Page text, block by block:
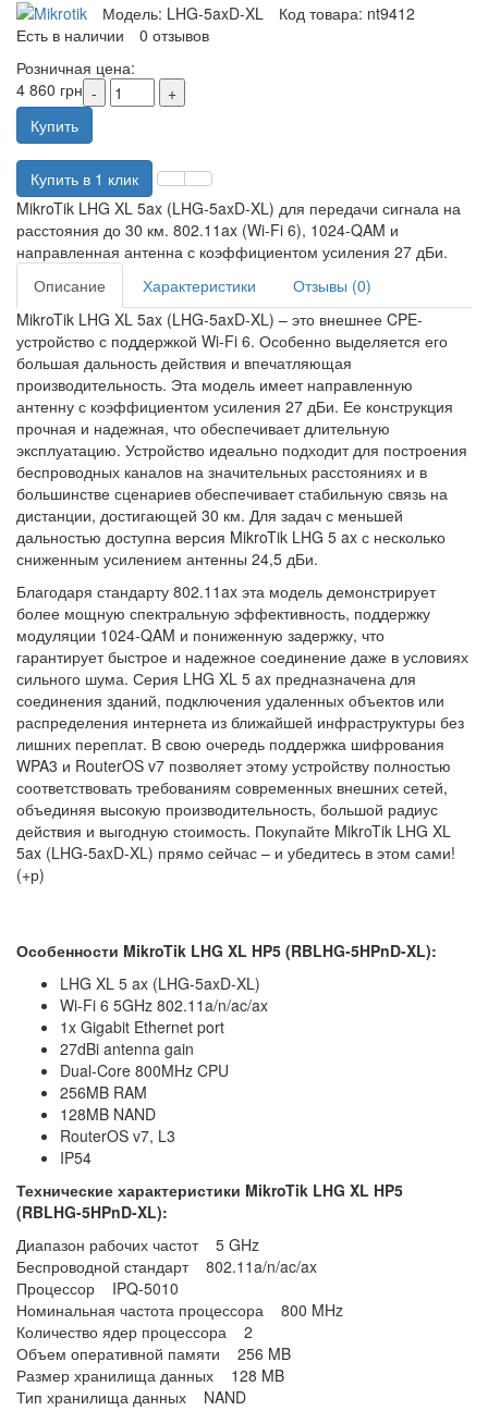
Модель: LHG-5axD-XL Код товара: nt9412
Есть в наличии
0 отзывов
Розничная цена:
4 860 грн
Купить
Купить в 1 клик
MikroTik LHG XL 5ax (LHG-5axD-XL) для передачи сигнала на
расстояния до 30 км. 802.11ax (Wi-Fi 6), 1024-QAM и
направленная антенна с коэффициентом усиления 27 дБи.
Описание
Характеристики
Отзывы (0)
MikroTik LHG XL 5ax (LHG-5axD-XL) – это внешнее CPE-
устройство с поддержкой Wi-Fi 6. Особенно выделяется его
большая дальность действия и впечатляющая
производительность. Эта модель имеет направленную
антенну с коэффициентом усиления 27 дБи. Ее конструкция
прочная и надежная, что обеспечивает длительную
эксплуатацию. Устройство идеально подходит для построения
беспроводных каналов на значительных расстояниях и в
большинстве сценариев обеспечивает стабильную связь на
дистанции, достигающей 30 км. Для задач с меньшей
дальностью доступна версия MikroTik LHG 5 ax с несколько
сниженным усилением антенны 24,5 дБи.
Благодаря стандарту 802.11ax эта модель демонстрирует
более мощную спектральную эффективность, поддержку
модуляции 1024-QAM и пониженную задержку, что
гарантирует быстрое и надежное соединение даже в условиях
сильного шума. Серия LHG XL 5 ax предназначена для
соединения зданий, подключения удаленных объектов или
распределения интернета из ближайшей инфраструктуры без
лишних переплат. В свою очередь поддержка шифрования
WPA3 и RouterOS v7 позволяет этому устройству полностью
соответствовать требованиям современных внешних сетей,
объединяя высокую производительность, большой радиус
действия и выгодную стоимость. Покупайте MikroTik LHG XL
5ax (LHG-5axD-XL) прямо сейчас – и убедитесь в этом сами!
(+р)
Особенности MikroTik LHG XL HP5 (RBLHG-5HPnD-XL):
LHG XL 5 ax (LHG-5axD-XL)
Wi-Fi 6 5GHz 802.11a/n/ac/ax
1x Gigabit Ethernet port
27dBi antenna gain
Dual-Core 800MHz CPU
256MB RAM
128MB NAND
RouterOS v7, L3
IP54
Технические характеристики MikroTik LHG XL HP5
(RBLHG-5HPnD-XL):
Диапазон рабочих частот 5 GHz
Беспроводной стандарт 802.11a/n/ac/ax
Процессор IPQ-5010
Номинальная частота процессора 800 MHz
Количество ядер процессора 2
Объем оперативной памяти 256 MB
Размер хранилища данных 128 MB
Тип хранилища данных NAND